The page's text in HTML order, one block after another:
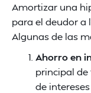
Amortizar una
para el deudor a
Algunas de las
Ahorro en
principal
de